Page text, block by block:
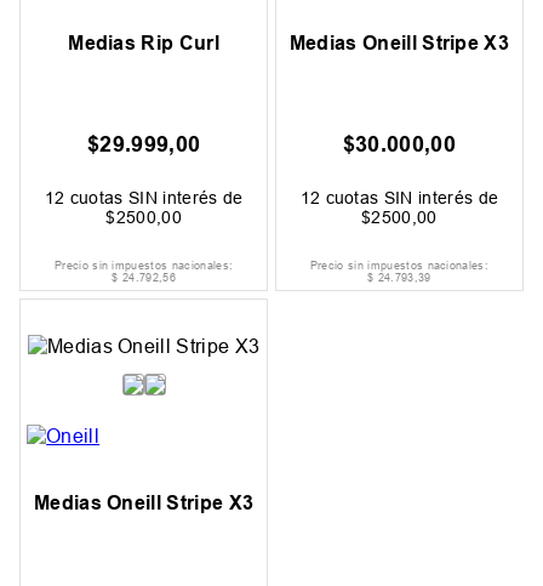
Medias Rip Curl
$29.999,00
12 cuotas SIN interés de
$2500 ,00
Precio sin impuestos nacionales:
$ 24.792,56
Medias Oneill Stripe X3
$30.000,00
12 cuotas SIN interés de
$2500 ,00
Precio sin impuestos nacionales:
$ 24.793,39
Medias Oneill Stripe X3